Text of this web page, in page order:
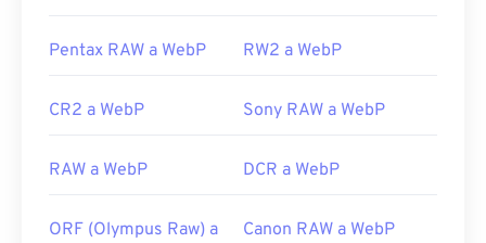
Utilice nuestro Selector de color para elegir
Pentax RAW a WebP RW2 a WebP
CR2 a WebP Sony RAW a WebP
RAW a WebP DCR a WebP
ORF (Olympus Raw) a
Canon RAW a WebP